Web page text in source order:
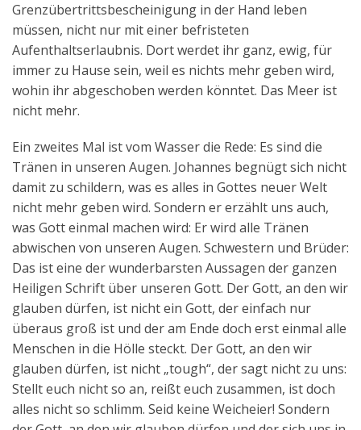
Grenzübertrittsbescheinigung in der Hand leben
müssen, nicht nur mit einer befristeten
Aufenthaltserlaubnis. Dort werdet ihr ganz, ewig, für
immer zu Hause sein, weil es nichts mehr geben wird,
wohin ihr abgeschoben werden könntet. Das Meer ist
nicht mehr.
Ein zweites Mal ist vom Wasser die Rede: Es sind die
Tränen in unseren Augen. Johannes begnügt sich nicht
damit zu schildern, was es alles in Gottes neuer Welt
nicht mehr geben wird. Sondern er erzählt uns auch,
was Gott einmal machen wird: Er wird alle Tränen
abwischen von unseren Augen. Schwestern und Brüder:
Das ist eine der wunderbarsten Aussagen der ganzen
Heiligen Schrift über unseren Gott. Der Gott, an den wir
glauben dürfen, ist nicht ein Gott, der einfach nur
überaus groß ist und der am Ende doch erst einmal alle
Menschen in die Hölle steckt. Der Gott, an den wir
glauben dürfen, ist nicht „tough“, der sagt nicht zu uns:
Stellt euch nicht so an, reißt euch zusammen, ist doch
alles nicht so schlimm. Seid keine Weicheier! Sondern